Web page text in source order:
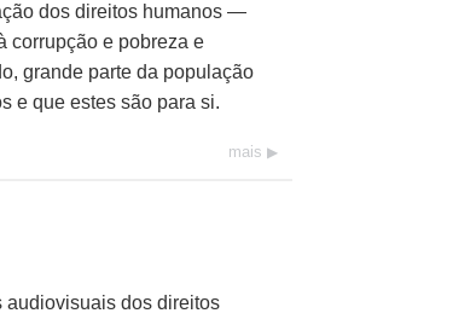
dos direitos humanos —
corrupção e pobreza e
grande parte da população
e que estes são para si.
mais
audiovisuais dos direitos